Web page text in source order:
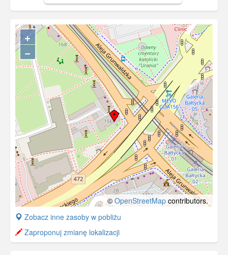
+
−
© OpenStreetMap contributors.
+
−
Zobacz inne zasoby w pobliżu
Zaproponuj zmianę lokalizacji